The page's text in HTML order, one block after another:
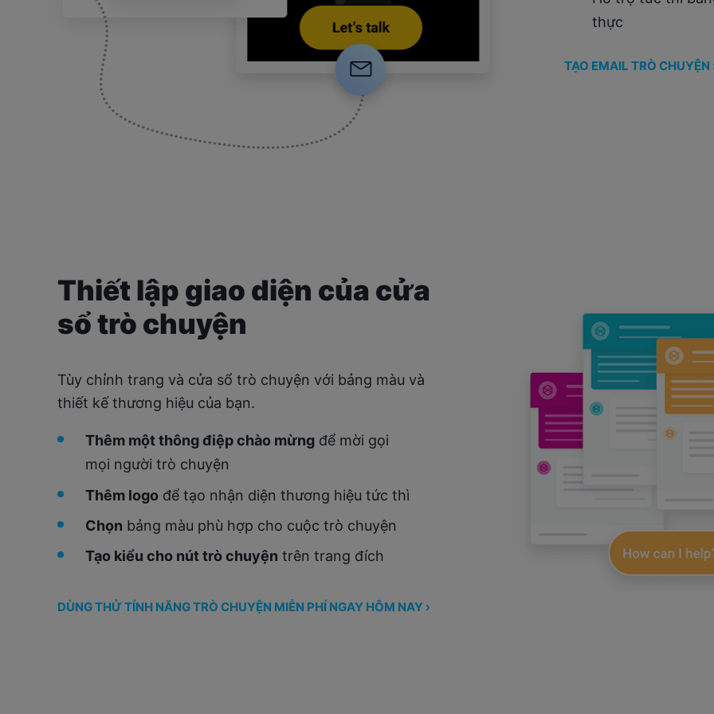
thực
TẠO EMAIL TRÒ CHUYỆN
Thiết lập giao diện của cửa
sổ trò chuyện
Tùy chỉnh trang và cửa sổ trò chuyện với bảng màu và
thiết kế thương hiệu của bạn.
Thêm một thông điệp chào mừng để mời gọi
mọi người trò chuyện
Thêm logo để tạo nhận diện thương hiệu tức thì
Chọn bảng màu phù hợp cho cuộc trò chuyện
Tạo kiểu cho nút trò chuyện trên trang đích
DÙNG THỬ TÍNH NĂNG TRÒ CHUYỆN MIỄN PHÍ NGAY HÔM NAY ›